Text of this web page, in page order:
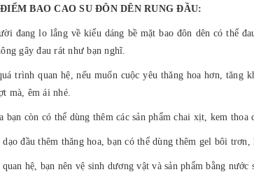
BAO CAO SU ĐÔN DÊN RUNG ĐẦU:
đang lo lắng về kiểu dáng bề mặt bao đôn dên có thể
gây đau rát như bạn nghĩ.
trình quan hệ, nếu muốn cuộc yêu thăng hoa hơn, tăng
mà, êm ái nhé.
bạn còn có thể dùng thêm các sản phẩm chai xịt, kem
đầu thêm thăng hoa, bạn có thể dùng thêm gel bôi trơn,
hệ, bạn nên vệ sinh dương vật và sản phẩm bằng